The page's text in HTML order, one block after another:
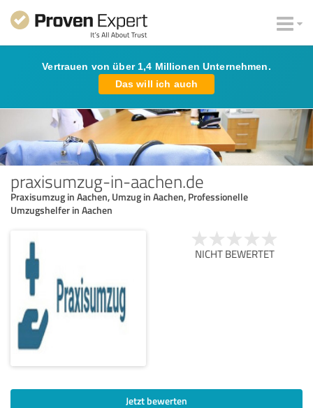
Vertrauen von über 1,4 Millionen Unternehmen.
Das will ich auch
praxisumzug-in-aachen.de
Praxisumzug in Aachen, Umzug in Aachen, Professionelle
Umzugshelfer in Aachen
NICHT BEWERTET
Jetzt bewerten